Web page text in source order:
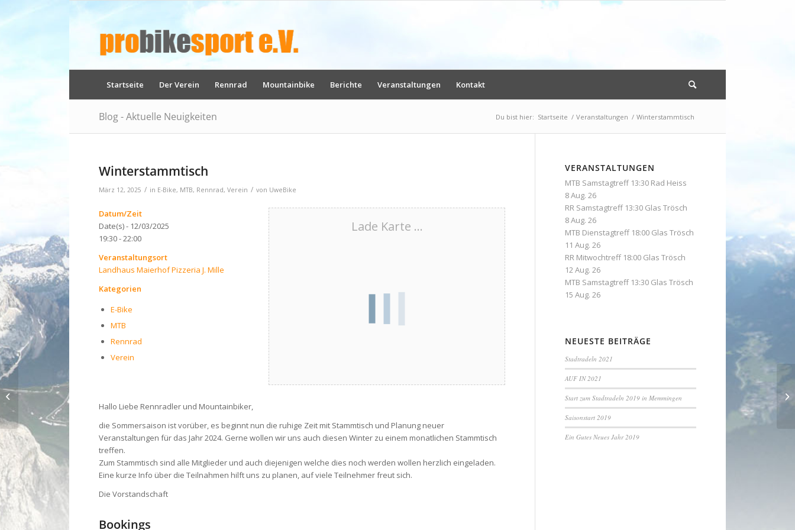
Startseite Der Verein Rennrad Mountainbike Berichte Veranstaltungen Kontakt
Blog - Aktuelle Neuigkeiten Du bist hier: Startseite / Veranstaltungen / Winterstammtisch
Winterstammtisch
März 12, 2025 / in E-Bike, MTB, Rennrad, Verein / von UweBike
Lade Karte ...
Datum/Zeit
Date(s) - 12/03/2025
19:30 - 22:00
Veranstaltungsort
Landhaus Maierhof Pizzeria J. Mille
Kategorien
E-Bike
MTB
Rennrad
Verein
Hallo Liebe Rennradler und Mountainbiker,
die Sommersaison ist vorüber, es beginnt nun die ruhige Zeit mit Stammtisch und Planung neuer
Veranstaltungen für das Jahr 2024. Gerne wollen wir uns auch diesen Winter zu einem monatlichen Stammtisch
treffen.
Zum Stammtisch sind alle Mitglieder und auch diejenigen welche dies noch werden wollen herzlich eingeladen.
Eine kurze Info über die Teilnahmen hilft uns zu planen, auf viele Teilnehmer freut sich.
Die Vorstandschaft
Bookings
VERANSTALTUNGEN
MTB Samstagtreff 13:30 Rad Heiss
8 Aug. 26
RR Samstagtreff 13:30 Glas Trösch
8 Aug. 26
MTB Dienstagtreff 18:00 Glas Trösch
11 Aug. 26
RR Mitwochtreff 18:00 Glas Trösch
12 Aug. 26
MTB Samstagtreff 13:30 Glas Trösch
15 Aug. 26
NEUESTE BEITRÄGE
Stadtradeln 2021
AUF IN 2021
Start zum Stadtradeln 2019 in Memmingen
Saisonstart 2019
Ein Gutes Neues Jahr 2019
Nordic walking Treff Winter 23/24